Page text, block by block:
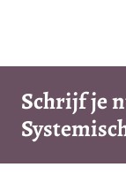
Schrijf je